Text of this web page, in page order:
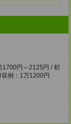
1700円～2125円 / 初
例：1万1200円